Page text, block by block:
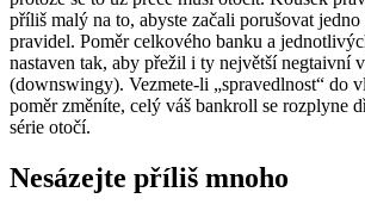
příliš malý na to, abyste začali porušovat jedno
pravidel. Poměr celkového banku a
nastaven tak, aby přežil i ty největší negtaivní
(downswingy). Vezmete-li „spravedlnost“ do
poměr změníte, celý váš bankroll se rozplyne
série otočí.
Nesázejte příliš mnoho